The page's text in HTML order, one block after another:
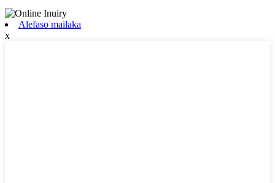
Alefaso mailaka
x